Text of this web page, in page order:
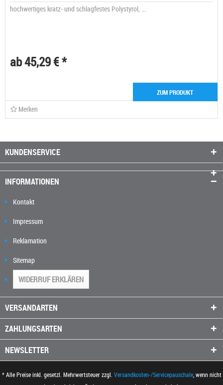
hochwertiges kratz- und schlagfestes Polystyrol, ...
ab 45,29 € *
ZUM PRODUKT
Merken
KUNDENSERVICE
INFORMATIONEN
Kontakt
Impressum
Reklamation
Sitemap
WIDERRUF ERKLÄREN
VERSANDARTEN
ZAHLUNGSARTEN
NEWSLETTER
* Alle Preise inkl. gesetzl. Mehrwertsteuer zzgl. Versandkosten-/Servicepauschale, wenn nicht